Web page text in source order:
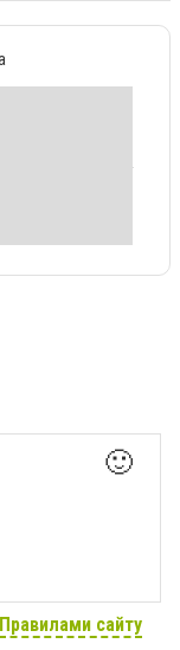
🙂
Правилами сайту